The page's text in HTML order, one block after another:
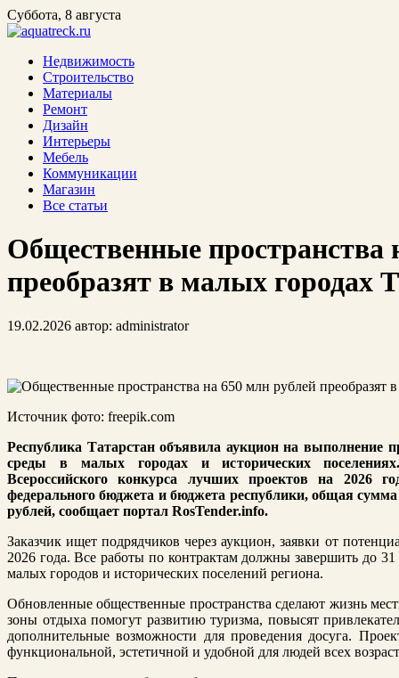
Суббота, 8 августа
Недвижимость
Строительство
Материалы
Ремонт
Дизайн
Интерьеры
Мебель
Коммуникации
Магазин
Все статьи
Общественные пространства
преобразят в малых городах
19.02.2026 автор: administrator
Источник фото: freepik.com
Республика Татарстан объявила аукцион на выполнение
среды в малых городах и исторических
Всероссийского конкурса лучших проектов на 2026
федерального бюджета и бюджета республики, общая
рублей, сообщает портал RosTender.info.
Заказчик ищет подрядчиков через аукцион, заявки от
2026 года. Все работы по контрактам должны завершить до 31
малых городов и исторических поселений региона.
Обновленные общественные пространства сделают жизнь
зоны отдыха помогут развитию туризма, повысят
дополнительные возможности для проведения досуга.
функциональной, эстетичной и удобной для людей всех